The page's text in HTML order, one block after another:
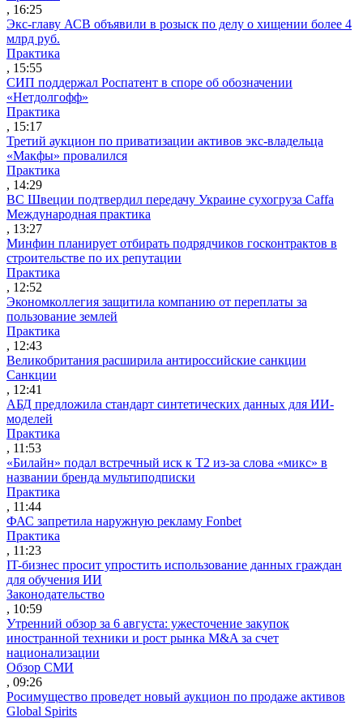
, 16:25
Экс-главу АСВ объявили в розыск по делу о хищении более 4
млрд руб.
Практика
, 15:55
СИП поддержал Роспатент в споре об обозначении
«Нетдолгофф»
Практика
, 15:17
Третий аукцион по приватизации активов экс-владельца
«Макфы» провалился
Практика
, 14:29
ВС Швеции подтвердил передачу Украине сухогруза Caffa
Международная практика
, 13:27
Минфин планирует отбирать подрядчиков госконтрактов в
строительстве по их репутации
Практика
, 12:52
Экономколлегия защитила компанию от переплаты за
пользование землей
Практика
, 12:43
Великобритания расширила антироссийские санкции
Санкции
, 12:41
АБД предложила стандарт синтетических данных для ИИ-
моделей
Практика
, 11:53
«Билайн» подал встречный иск к Т2 из-за слова «микс» в
названии бренда мультиподписки
Практика
, 11:44
ФАС запретила наружную рекламу Fonbet
Практика
, 11:23
IT-бизнес просит упростить использование данных граждан
для обучения ИИ
Законодательство
, 10:59
Утренний обзор за 6 августа: ужесточение закупок
иностранной техники и рост рынка M&A за счет
национализации
Обзор СМИ
, 09:26
Росимущество проведет новый аукцион по продаже активов
Global Spirits